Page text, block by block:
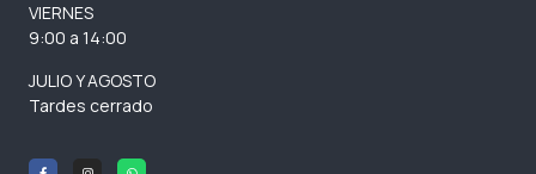
VIERNES
9:00 a 14:00
JULIO Y AGOSTO
Tardes cerrado